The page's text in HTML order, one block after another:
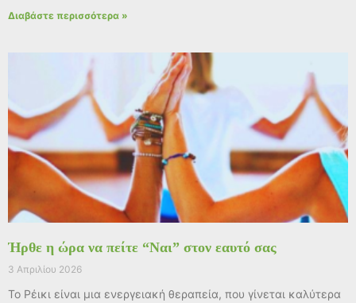
Διαβάστε περισσότερα »
Ήρθε η ώρα να πείτε “Ναι” στον εαυτό σας
3 Απριλίου 2026
Το Ρέικι είναι μια ενεργειακή θεραπεία, που γίνεται καλύτερα